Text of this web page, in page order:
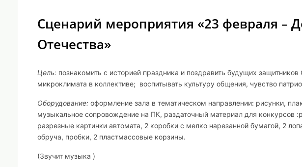
Сценарий мероприятия «23 февраля –
Отечества»
Цель: познакомить с историей праздника и поздравить будущих
микроклимата в коллективе; воспитывать культуру общения, чувство
Оборудование: оформление зала в тематическом направлении: рисунки,
музыкальное сопровождение на ПК, раздаточный материал для конкурсов
разрезные картинки автомата, 2 коробки с мелко нарезанной бумагой, 2
обруча, пробки, 2 пластмассовые корзины.
(Звучит музыка )